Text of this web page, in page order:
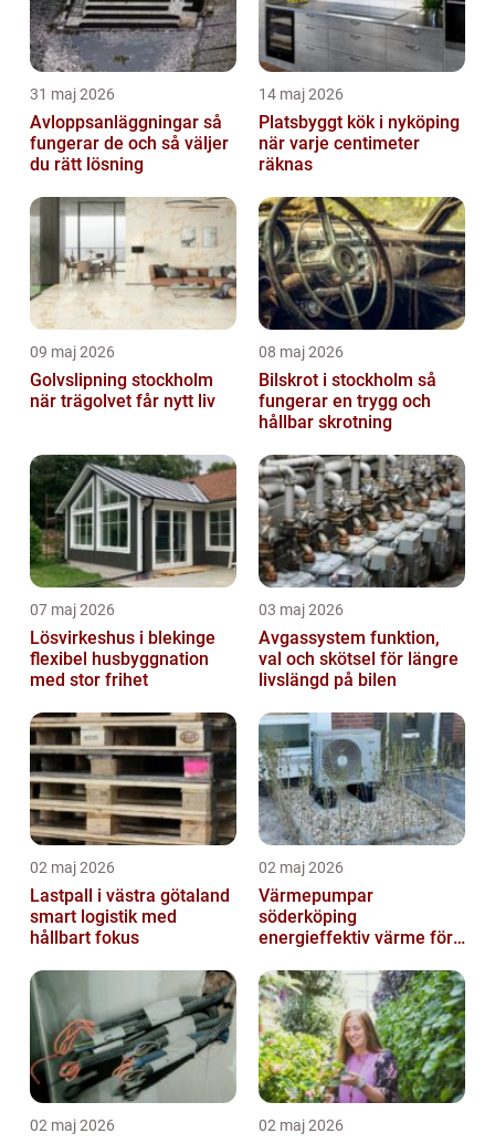
31 maj 2026
Avloppsanläggningar så
fungerar de och så väljer
du rätt lösning
14 maj 2026
Platsbyggt kök i nyköping
när varje centimeter
räknas
09 maj 2026
Golvslipning stockholm
när trägolvet får nytt liv
08 maj 2026
Bilskrot i stockholm så
fungerar en trygg och
hållbar skrotning
07 maj 2026
Lösvirkeshus i blekinge
flexibel husbyggnation
med stor frihet
03 maj 2026
Avgassystem funktion,
val och skötsel för längre
livslängd på bilen
02 maj 2026
Lastpall i västra götaland
smart logistik med
hållbart fokus
02 maj 2026
Värmepumpar
söderköping
energieffektiv värme för
02 maj 2026 02 maj 2026